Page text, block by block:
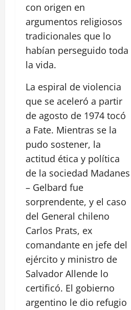
con origen en
argumentos religiosos
tradicionales que lo
habían perseguido toda
la vida.
La espiral de violencia
que se aceleró a partir
de agosto de 1974 tocó
a Fate. Mientras se la
pudo sostener, la
actitud ética y política
de la sociedad Madanes
– Gelbard fue
sorprendente, y el caso
del General chileno
Carlos Prats, ex
comandante en jefe del
ejército y ministro de
Salvador Allende lo
certificó. El gobierno
argentino le dio refugio